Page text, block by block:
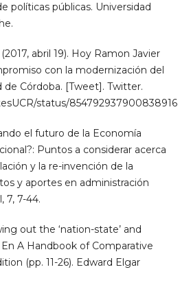
políticas públicas. Universidad
abril 19). Hoy Ramon Javier
con la modernización del
Córdoba. [Tweet]. Twitter.
status/854792937900838916
el futuro de la Economía
Puntos a considerar acerca
y la re-invención de la
y aportes en administración
7, 7-44.
out the ‘nation-state’ and
A Handbook of Comparative
(pp. 11-26). Edward Elgar